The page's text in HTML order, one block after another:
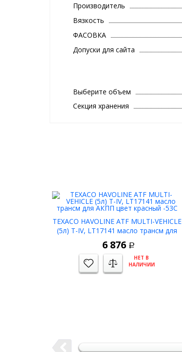
Производитель
Вязкость
ФАСОВКА
Допуски для сайта
Выберите объем
Секция хранения
TEXACO HAVOLINE ATF MULTI-VEHICLE
(5л) T-IV, LT17141 масло трансм для
АКПП цвет красный -53C
6 876 Р
НЕТ В
НАЛИЧИИ